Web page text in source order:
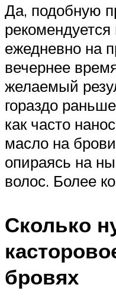
Да, подобную
ежедневно на
вечернее
желаемый
гораздо
как часто
масло на
опираясь на
волос. Более
Сколько
бровях